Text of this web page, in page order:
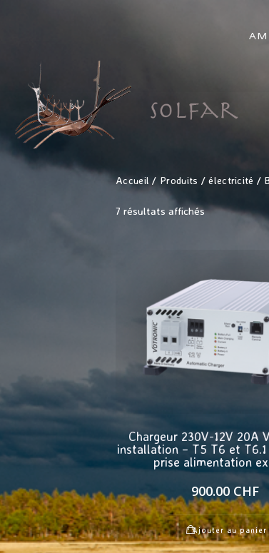
Accueil / Produits /électricité /
7 résultats affichés
Chargeur 230V-12V 20A
installation – T5 T6 et T6.1
prise alimentation
900.00 CHF
Ajouter au panier